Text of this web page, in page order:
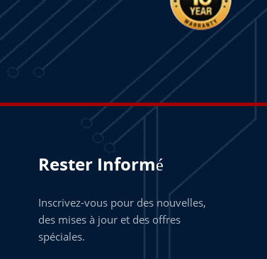
Rester Informé
Inscrivez-vous pour des nouvelles,
des mises à jour et des offres
spéciales.